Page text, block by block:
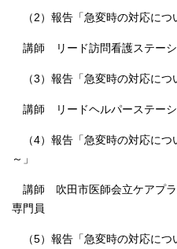
（2）報告「急変時の対応につ
講師 リード訪問看護ステー
（3）報告「急変時の対応につ
講師 リードヘルパーステー
（4）報告「急変時の対応につ
～」
講師 吹田市医師会立ケアプ
専門員
（5）報告「急変時の対応につ